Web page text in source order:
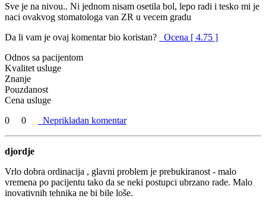
Sve je na nivou.. Ni jednom nisam osetila bol, lepo radi i tesko mi je
naci ovakvog stomatologa van ZR u vecem gradu
Da li vam je ovaj komentar bio koristan?
Ocena [ 4.75 ]
Odnos sa pacijentom
Kvalitet usluge
Znanje
Pouzdanost
Cena usluge
0
0 Neprikladan komentar
djordje
Vrlo dobra ordinacija , glavni problem je prebukiranost - malo
vremena po pacijentu tako da se neki postupci ubrzano rade. Malo
inovativnih tehnika ne bi bile loše.